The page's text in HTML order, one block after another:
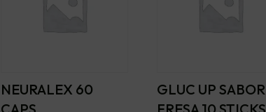
NEURALEX 60
GLUC UP SABOR